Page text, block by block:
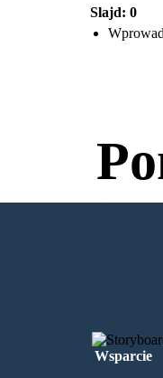
Slajd: 0
Wsparcie